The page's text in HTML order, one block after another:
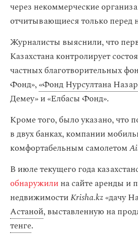
через некоммерческие
отчитывающиеся только перед
Журналисты выяснили, что
Казахстана контролирует
частных благотворительных
Фонд»,«Фонд Нурсултана
Демеу» и «Елбасы Фонд».
Кроме того, было указано, что
в двух банках, компании
комфортабельным самолетом
В июле текущего года
обнаружилина сайте аренды и
недвижимостиKrisha.kz«дачу
Астаной, выставленную на
тенге.